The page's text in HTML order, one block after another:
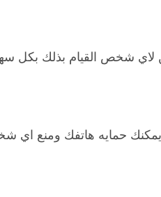
شخص القيام بذلك بكل
حمايه هاتفك ومنع اي